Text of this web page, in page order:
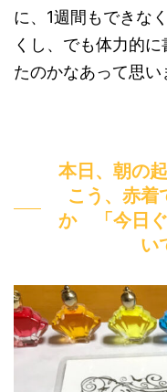
に、1週間もできな
くし、でも体力的
たのかなあって思い
本日、朝の
こう、赤着
か 「今日ぐ
い